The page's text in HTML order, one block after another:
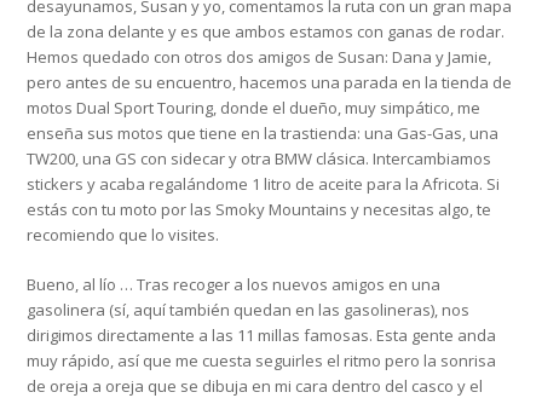
desayunamos, Susan y yo, comentamos la ruta con un gran mapa
de la zona delante y es que ambos estamos con ganas de rodar.
Hemos quedado con otros dos amigos de Susan: Dana y Jamie,
pero antes de su encuentro, hacemos una parada en la tienda de
motos Dual Sport Touring, donde el dueño, muy simpático, me
enseña sus motos que tiene en la trastienda: una Gas-Gas, una
TW200, una GS con sidecar y otra BMW clásica. Intercambiamos
stickers y acaba regalándome 1 litro de aceite para la Africota. Si
estás con tu moto por las Smoky Mountains y necesitas algo, te
recomiendo que lo visites.
Bueno, al lío … Tras recoger a los nuevos amigos en una
gasolinera (sí, aquí también quedan en las gasolineras), nos
dirigimos directamente a las 11 millas famosas. Esta gente anda
muy rápido, así que me cuesta seguirles el ritmo pero la sonrisa
de oreja a oreja que se dibuja en mi cara dentro del casco y el